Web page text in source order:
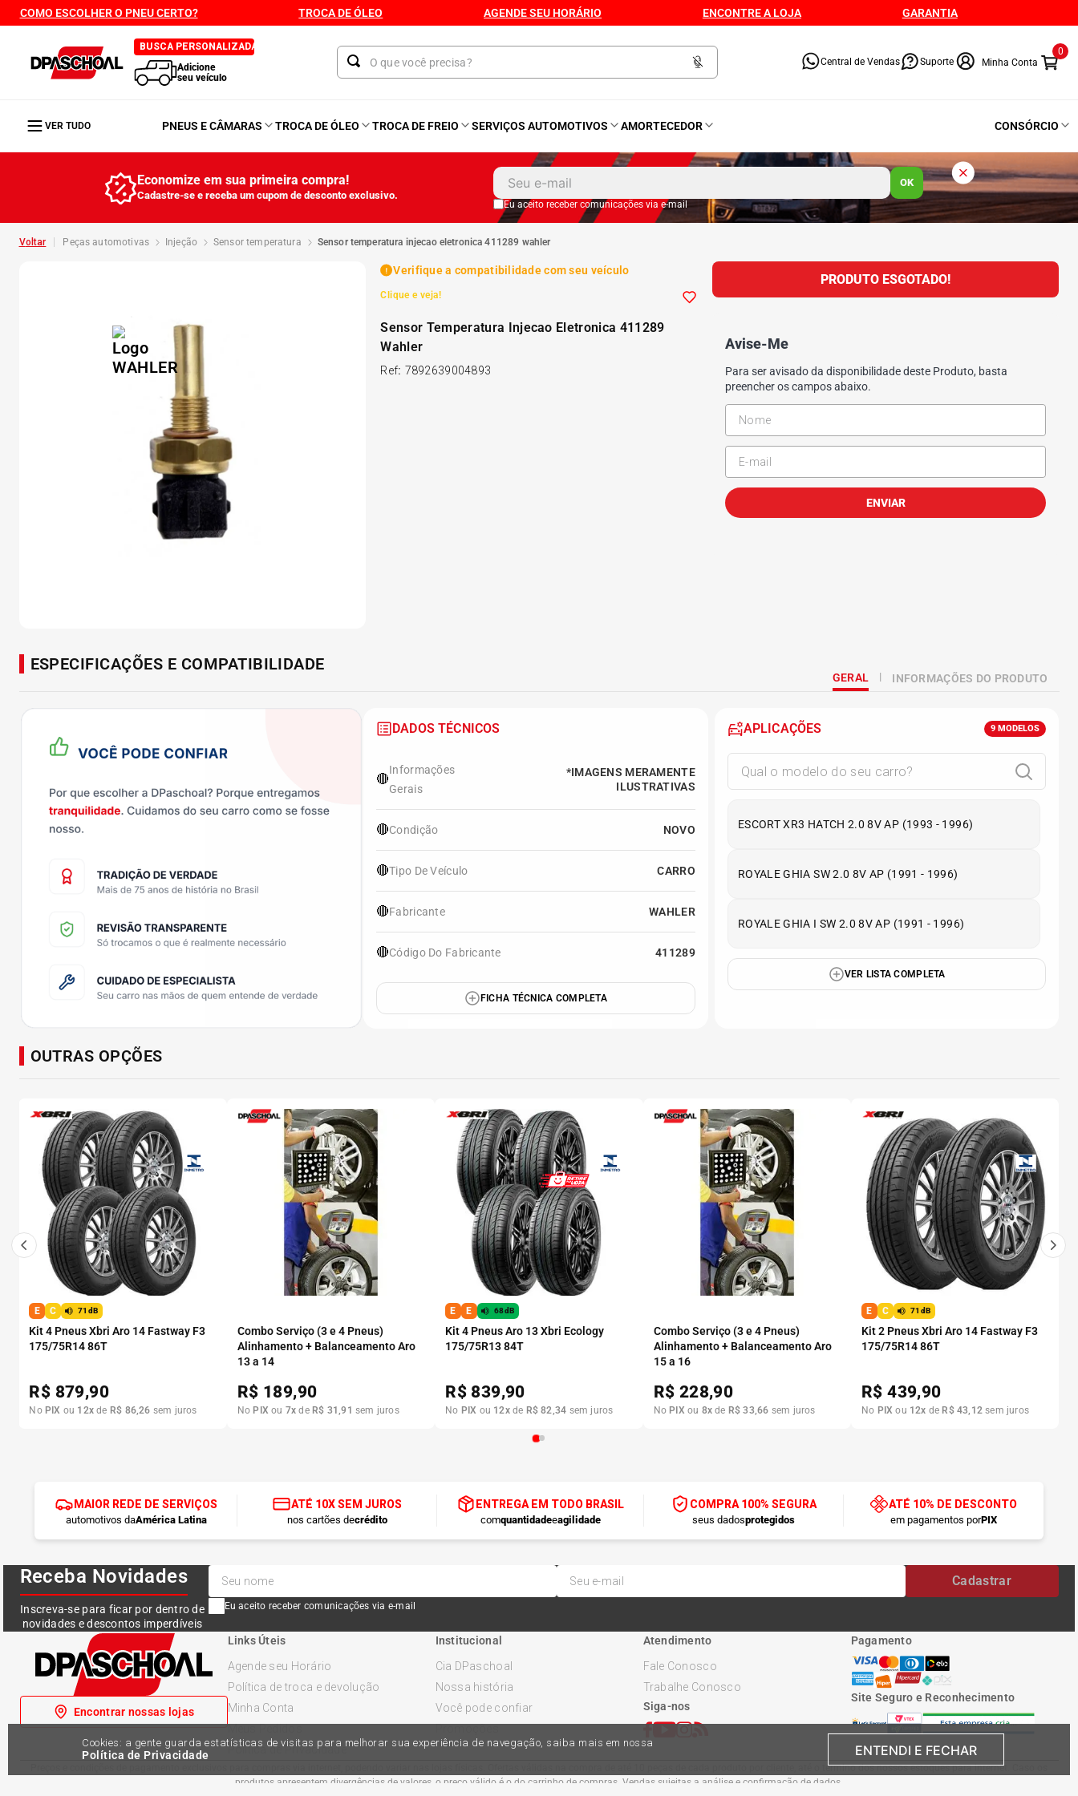
COMO ESCOLHER O PNEU CERTO? TROCA DE ÓLEO AGENDE SEU HORÁRIO ENCONTRE A LOJA GARANTIA
BUSCA PERSONALIZADA
Adicione
seu veículo
Central de Vendas Suporte
0
VER TUDO PNEUS E CÂMARAS TROCA DE ÓLEO TROCA DE FREIO SERVIÇOS AUTOMOTIVOS AMORTECEDOR CONSÓRCIO
Cookies: a gente guarda estatísticas de visitas para melhorar sua experiência de navegação, saiba mais em nossa
Política de Privacidade ENTENDI E FECHAR
Economize em sua primeira compra!
Cadastre-se e receba um cupom de desconto exclusivo.
OK
Eu aceito receber comunicações via e-mail
peças automotivas injeção sensor temperatura sensor temperatura injecao eletronica 411289 wahler
Verifique a compatibilidade com seu veículo
Clique e veja!
Sensor Temperatura Injecao Eletronica 411289
Wahler
Ref: 7892639004893
PRODUTO ESGOTADO!
Avise-Me
Para ser avisado da disponibilidade deste Produto, basta
preencher os campos abaixo.
ENVIAR
ESPECIFICAÇÕES E COMPATIBILIDADE
GERAL INFORMAÇÕES DO PRODUTO
DADOS TÉCNICOS
🔴
Informações
Gerais
*IMAGENS MERAMENTE
ILUSTRATIVAS
🔴Condição NOVO
🔴Tipo De Veículo CARRO
🔴Fabricante WAHLER
🔴Código Do Fabricante 411289
FICHA TÉCNICA COMPLETA
APLICAÇÕES 9 MODELOS
ESCORT XR3 HATCH 2.0 8V AP (1993 - 1996)
ROYALE GHIA SW 2.0 8V AP (1991 - 1996)
ROYALE GHIA I SW 2.0 8V AP (1991 - 1996)
VER LISTA COMPLETA
OUTRAS OPÇÕES
E C 71dB
Kit 4 Pneus Xbri Aro 14 Fastway F3
175/75R14 86T
R$ 879,90
No PIX ou 12x de R$ 86,26 sem juros
Combo Serviço (3 e 4 Pneus)
Alinhamento + Balanceamento Aro
13 a 14
R$ 189,90
No PIX ou 7x de R$ 31 ,91 sem juros
E E 68dB
Kit 4 Pneus Aro 13 Xbri Ecology
175/75R13 84T
R$ 839,90
No PIX ou 12xde R$ 82,34 sem juros
Combo Serviço (3 e 4 Pneus)
Alinhamento + Balanceamento Aro
15 a 16
R$ 228,90
No PIX ou 8x de R$ 33,66 sem juros
E C 71dB
Kit 2 Pneus Xbri Aro 14 Fastway F3
175/75R14 86T
R$439,90
No PIX ou 12x de R$ 43, 12 sem juros
MAIOR REDE DE SERVIÇOS
automotivos daAmérica Latina
ATÉ 10X SEM JUROS
nos cartões decrédito
ENTREGA EM TODO BRASIL
comquantidadeeagilidade
COMPRA 100% SEGURA
seus dadosprotegidos
ATÉ 10% DE DESCONTO
em pagamentos porPIX
Receba Novidades
Inscreva-se para ficar por dentro de
novidades e descontos imperdíveis
Cadastrar
Eu aceito receber comunicações via e-mail
Encontrar nossas lojas
Links Úteis
Agende seu Horário
Política de troca e devolução
Minha Conta
Política de Privacidade
Institucional
Cia DPaschoal
Nossa história
Você pode confiar
Atendimento
Fale Conosco
Trabalhe Conosco
Siga-nos
Pagamento
Site Seguro e Reconhecimento
Preços e condições de pagamento exclusivos para compras via internet, podendo variar nas lojas físicas. Ofertas válidas na compra de até 10 peças de cada produto por cliente, até o término dos nossos estoques para internet. Caso os
produtos apresentem divergências de valores, o preço válido é o do carrinho de compras. Vendas sujeitas a análise e confirmação de dados.
1º Kit 4 Pneu
2º Kit Pneu
3º Bproauto
175 65r14
Kit 4 Pneu Xbri Aro 13